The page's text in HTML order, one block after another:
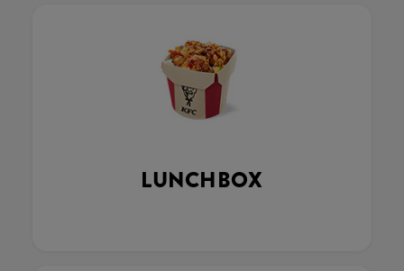
LUNCHBOX